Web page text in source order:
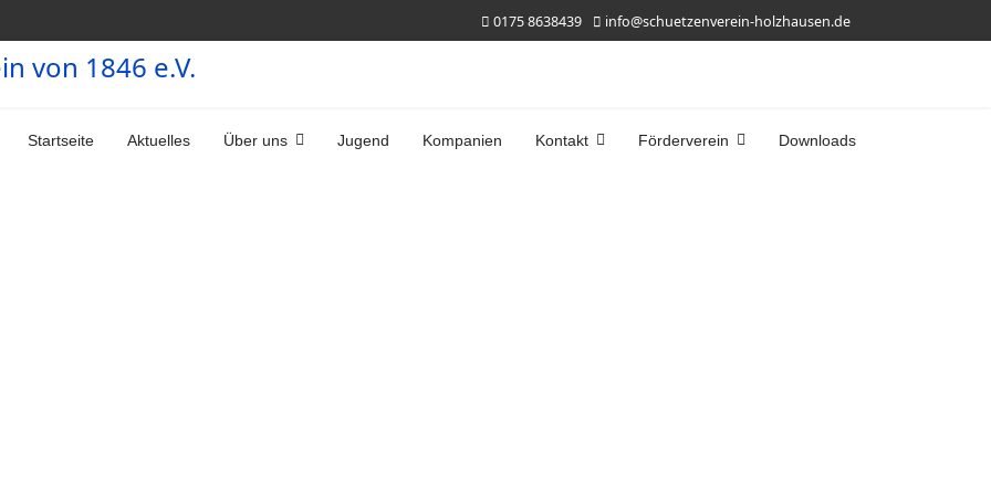
0175 8638439 info@schuetzenverein-holzhausen.de
Startseite Aktuelles Über uns Jugend Kompanien Kontakt Förderverein Downloads